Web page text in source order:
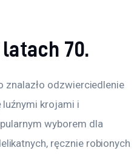
70.
znalazło odzwierciedlenie
luźnymi krojami i
wyborem dla
ręcznie robionych